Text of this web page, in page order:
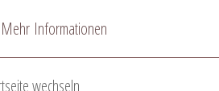
Mehr Informationen